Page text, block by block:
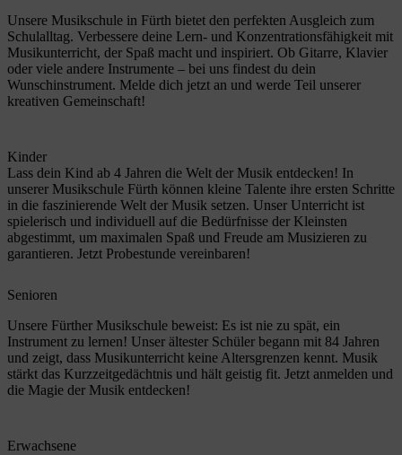
Unsere Musikschule in Fürth bietet den perfekten Ausgleich zum
Schulalltag. Verbessere deine Lern- und Konzentrationsfähigkeit mit
Musikunterricht, der Spaß macht und inspiriert. Ob Gitarre, Klavier
oder viele andere Instrumente – bei uns findest du dein
Wunschinstrument. Melde dich jetzt an und werde Teil unserer
kreativen Gemeinschaft!
Kinder
Lass dein Kind ab 4 Jahren die Welt der Musik entdecken! In
unserer Musikschule Fürth können kleine Talente ihre ersten Schritte
in die faszinierende Welt der Musik setzen. Unser Unterricht ist
spielerisch und individuell auf die Bedürfnisse der Kleinsten
abgestimmt, um maximalen Spaß und Freude am Musizieren zu
garantieren. Jetzt Probestunde vereinbaren!
Senioren
Unsere Fürther Musikschule beweist: Es ist nie zu spät, ein
Instrument zu lernen! Unser ältester Schüler begann mit 84 Jahren
und zeigt, dass Musikunterricht keine Altersgrenzen kennt. Musik
stärkt das Kurzzeitgedächtnis und hält geistig fit. Jetzt anmelden und
die Magie der Musik entdecken!
Erwachsene